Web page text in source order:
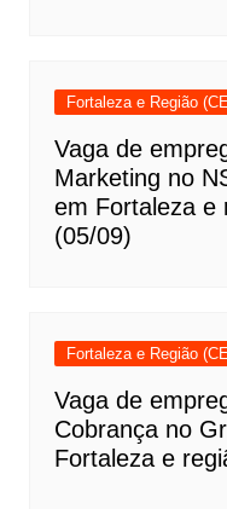
Fortaleza e Região
Vaga de
Marketing no
em Fortaleza e
(05/09)
Fortaleza e Região
Vaga de
Cobrança no
Fortaleza e